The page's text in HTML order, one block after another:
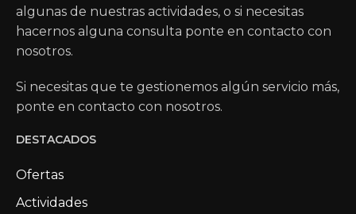
algunas de nuestras actividades, o si necesitas
hacernos alguna consulta ponte en contacto con
nosotros.
Si necesitas que te gestionemos algún servicio más,
ponte en contacto con nosotros.
DESTACADOS
Ofertas
Actividades